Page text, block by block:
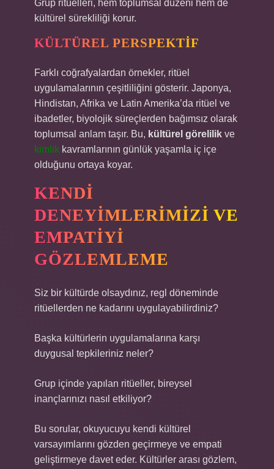
Grup ritüelleri, hem toplumsal düzeni hem de
kültürel sürekliliği korur.
KÜLTÜREL PERSPEKTIF
Farklı coğrafyalardan örnekler, ritüel
uygulamalarının çeşitliliğini gösterir. Japonya,
Hindistan, Afrika ve Latin Amerika’da ritüel ve
ibadetler, biyolojik süreçlerden bağımsız olarak
toplumsal anlam taşır. Bu, kültürel görelilik ve
kimlik kavramlarının günlük yaşamla iç içe
olduğunu ortaya koyar.
KENDI
DENEYIMLERIMIZI VE
EMPATIYI
GÖZLEMLEME
Siz bir kültürde olsaydınız, regl döneminde
ritüellerden ne kadarını uygulayabilirdiniz?
Başka kültürlerin uygulamalarına karşı
duygusal tepkileriniz neler?
Grup içinde yapılan ritüeller, bireysel
inançlarınızı nasıl etkiliyor?
Bu sorular, okuyucuyu kendi kültürel
varsayımlarını gözden geçirmeye ve empati
geliştirmeye davet eder. Kültürler arası gözlem,